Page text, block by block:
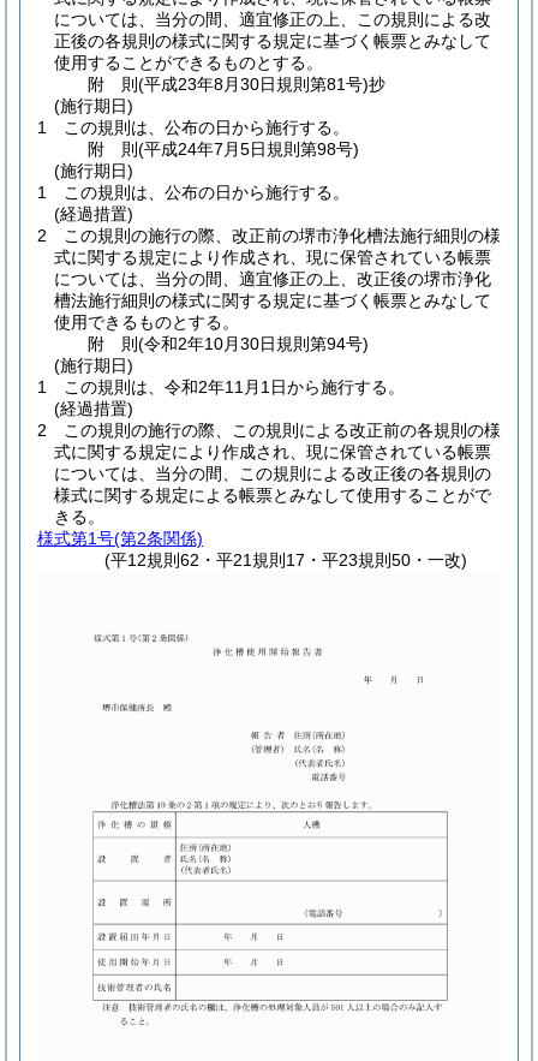
については、当分の間、適宜修正の上、この規則による改
正後の各規則の様式に関する規定に基づく帳票とみなして
使用することができるものとする。
附 則(平成23年8月30日規則第81号)抄
(施行期日)
1
この規則は、公布の日から施行する。
附 則(平成24年7月5日規則第98号)
(施行期日)
1
この規則は、公布の日から施行する。
(経過措置)
2
この規則の施行の際、改正前の堺市浄化槽法施行細則の様
式に関する規定により作成され、現に保管されている帳票
については、当分の間、適宜修正の上、改正後の堺市浄化
槽法施行細則の様式に関する規定に基づく帳票とみなして
使用できるものとする。
附 則(令和2年10月30日規則第94号)
(施行期日)
1
この規則は、令和2年11月1日から施行する。
(経過措置)
2
この規則の施行の際、この規則による改正前の各規則の様
式に関する規定により作成され、現に保管されている帳票
については、当分の間、この規則による改正後の各規則の
様式に関する規定による帳票とみなして使用することがで
きる。
様式第1号(第2条関係)
(平12規則62・平21規則17・平23規則50・一改)